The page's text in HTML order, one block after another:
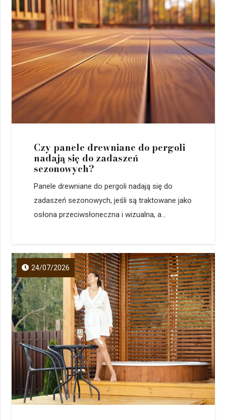
Czy panele drewniane do pergoli
nadają się do zadaszeń
sezonowych?
Panele drewniane do pergoli nadają się do
zadaszeń sezonowych, jeśli są traktowane jako
osłona przeciwsłoneczna i wizualna, a...
24/07/2026